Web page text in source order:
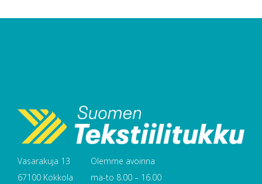
Vasarakuja 13
67100 Kokkola
Olemme avoinna
ma-to 8.00 – 16.00